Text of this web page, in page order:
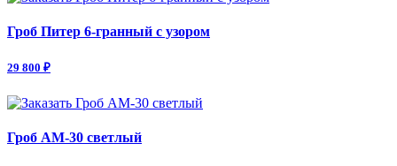
Гроб Питер 6-гранный с узором
29 800 ₽
Гроб АМ-30 светлый